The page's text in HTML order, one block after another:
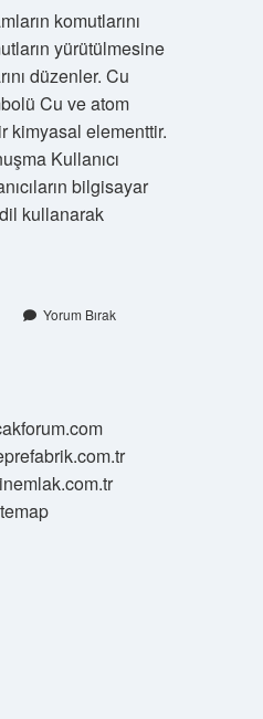
komutlarını
yürütülmesine
düzenler. Cu
Cu ve atom
kimyasal elementtir.
Kullanıcı
bilgisayar
kullanarak
Yorum Bırak